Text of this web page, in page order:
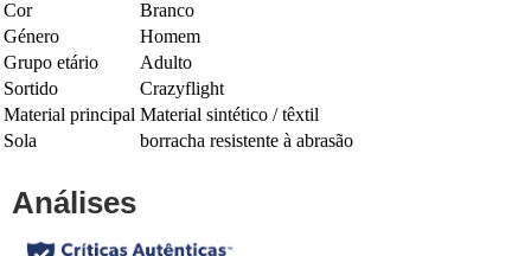
Cor
Branco
Género
Homem
Grupo etário
Adulto
Sortido
Crazyflight
Material principal Material sintético / têxtil
Sola
borracha resistente à abrasão